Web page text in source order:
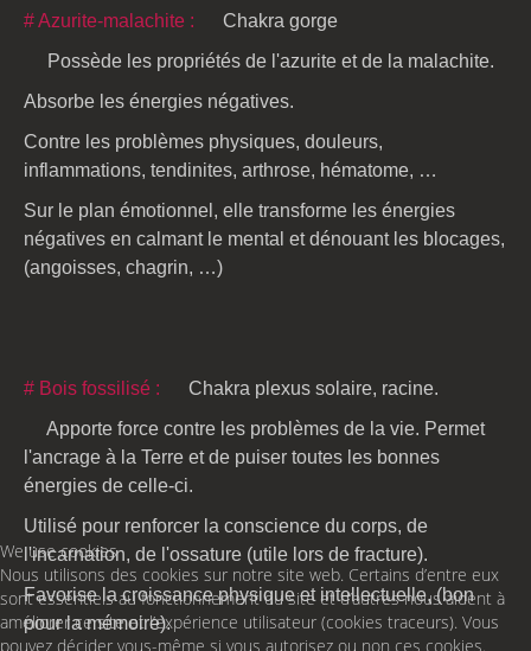
# Azurite-malachite :
Chakra gorge
Possède les propriétés de l'azurite et de la malachite.
Absorbe les énergies négatives.
Contre les problèmes physiques, douleurs,
inflammations, tendinites, arthrose, hématome, …
Sur le plan émotionnel, elle transforme les énergies
négatives en calmant le mental et dénouant les blocages,
(angoisses, chagrin, …)
# Bois fossilisé :
Chakra plexus solaire, racine.
Apporte force contre les problèmes de la vie. Permet
l'ancrage à la Terre et de puiser toutes les bonnes
énergies de celle-ci.
Utilisé pour renforcer la conscience du corps, de
l'incarnation, de l'ossature (utile lors de fracture).
Favorise la croissance physique et intellectuelle, (bon
pour la mémoire).
We use cookies
Nous utilisons des cookies sur notre site web. Certains d’entre eux
sont essentiels au fonctionnement du site et d’autres nous aident à
améliorer ce site et l’expérience utilisateur (cookies traceurs). Vous
pouvez décider vous-même si vous autorisez ou non ces cookies.